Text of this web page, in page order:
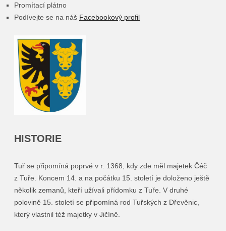
Promítací plátno
Podívejte se na náš Facebookový profil
HISTORIE
Tuř se připomíná poprvé v r. 1368, kdy zde měl majetek Čéč
z Tuře. Koncem 14. a na počátku 15. století je doloženo ještě
několik zemanů, kteří užívali přídomku z Tuře. V druhé
polovině 15. století se připomíná rod Tuřských z Dřevěnic,
který vlastnil též majetky v Jičíně.